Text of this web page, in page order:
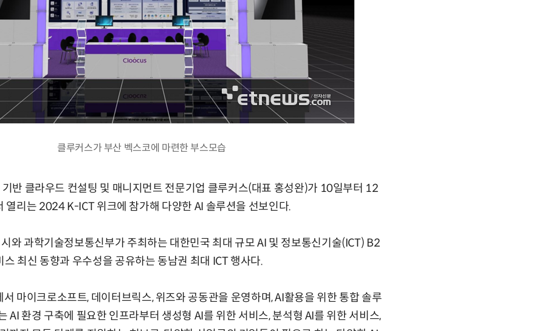
클루커스가 부산 벡스코에 마련한 부스모습
반 클라우드 컨설팅 및 매니지먼트 전문기업 클루커스(대표 홍성완)가 10일부터 12
열리는 2024 K-ICT 위크에 참가해 다양한 AI 솔루션을 선보인다.
와 과학기술정보통신부가 주최하는 대한민국 최대 규모 AI 및 정보통신기술(ICT) B2
스 최신 동향과 우수성을 공유하는 동남권 최대 ICT 행사다.
마이크로소프트, 데이터브릭스, 위즈와 공동관을 운영하며, AI활용을 위한 통합 솔루
AI 환경 구축에 필요한 인프라부터 생성형 AI를 위한 서비스, 분석형 AI를 위한 서비스,